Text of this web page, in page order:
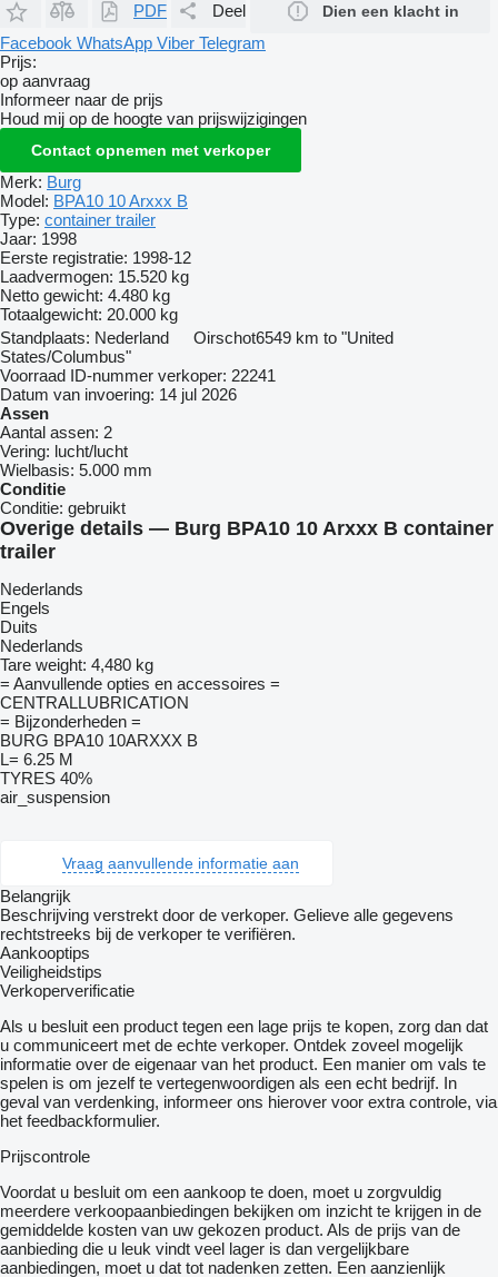
PDF
Deel Dien een klacht in
Facebook WhatsApp Viber Telegram
Prijs:
op aanvraag
Informeer naar de prijs
Houd mij op de hoogte van prijswijzigingen
Contact opnemen met verkoper
Merk: Burg
Model: BPA10 10 Arxxx B
Type: container trailer
Jaar: 1998
Eerste registratie: 1998-12
Laadvermogen: 15.520 kg
Netto gewicht: 4.480 kg
Totaalgewicht: 20.000 kg
Standplaats: Nederland Oirschot6549 km to "United
States/Columbus"
Voorraad ID-nummer verkoper: 22241
Datum van invoering: 14 jul 2026
Assen
Aantal assen: 2
Vering: lucht/lucht
Wielbasis: 5.000 mm
Conditie
Conditie: gebruikt
Overige details — Burg BPA10 10 Arxxx B container
trailer
Nederlands
Engels
Duits
Nederlands
Tare weight: 4,480 kg
= Aanvullende opties en accessoires =
CENTRALLUBRICATION
= Bijzonderheden =
BURG BPA10 10ARXXX B
L= 6.25 M
TYRES 40%
air_suspension
Vraag aanvullende informatie aan
Belangrijk
Beschrijving verstrekt door de verkoper. Gelieve alle gegevens
rechtstreeks bij de verkoper te verifiëren.
Aankooptips
Veiligheidstips
Verkoperverificatie
Als u besluit een product tegen een lage prijs te kopen, zorg dan dat
u communiceert met de echte verkoper. Ontdek zoveel mogelijk
informatie over de eigenaar van het product. Een manier om vals te
spelen is om jezelf te vertegenwoordigen als een echt bedrijf. In
geval van verdenking, informeer ons hierover voor extra controle, via
het feedbackformulier.
Prijscontrole
Voordat u besluit om een ​​aankoop te doen, moet u zorgvuldig
meerdere verkoopaanbiedingen bekijken om inzicht te krijgen in de
gemiddelde kosten van uw gekozen product. Als de prijs van de
aanbieding die u leuk vindt veel lager is dan vergelijkbare
aanbiedingen, moet u dat tot nadenken zetten. Een aanzienlijk